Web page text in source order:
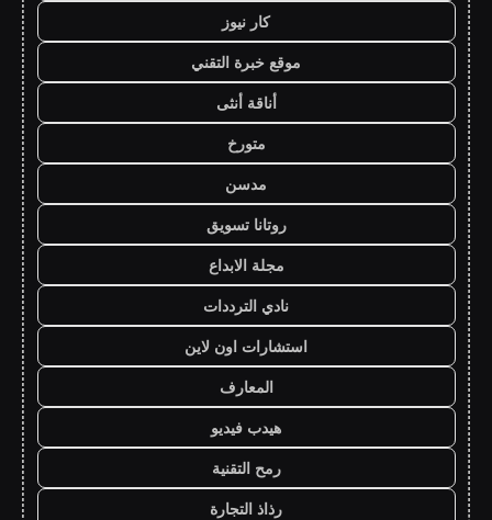
كار نيوز
موقع خبرة التقني
أناقة أنثى
متورخ
مدسن
روتانا تسويق
مجلة الابداع
نادي الترددات
استشارات اون لاين
المعارف
هيدب فيديو
رمح التقنية
رذاذ التجارة